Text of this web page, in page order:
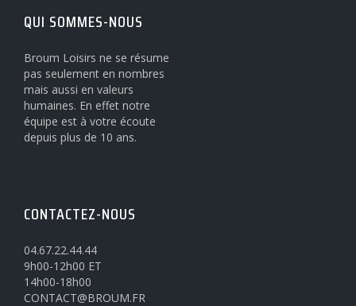
QUI SOMMES-NOUS
Broum Loisirs ne se résume
pas seulement en nombres
mais aussi en valeurs
humaines. En effet notre
équipe est à votre écoute
depuis plus de 10 ans.
CONTACTEZ-NOUS
04.67.22.44.44
9h00-12h00 ET
14h00-18h00
CONTACT@BROUM.FR